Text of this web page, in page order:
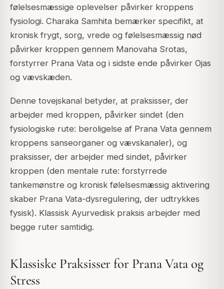
følelsesmæssige oplevelser påvirker kroppens
fysiologi. Charaka Samhita bemærker specifikt, at
kronisk frygt, sorg, vrede og følelsesmæssig nød
påvirker kroppen gennem Manovaha Srotas,
forstyrrer Prana Vata og i sidste ende påvirker Ojas
og vævskæden.
Denne tovejskanal betyder, at praksisser, der
arbejder med kroppen, påvirker sindet (den
fysiologiske rute: beroligelse af Prana Vata gennem
kroppens sanseorganer og vævskanaler), og
praksisser, der arbejder med sindet, påvirker
kroppen (den mentale rute: forstyrrede
tankemønstre og kronisk følelsesmæssig aktivering
skaber Prana Vata-dysregulering, der udtrykkes
fysisk). Klassisk Ayurvedisk praksis arbejder med
begge ruter samtidig.
Klassiske Praksisser for Prana Vata og
Stress